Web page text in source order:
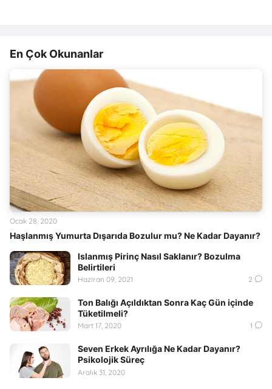
En Çok Okunanlar
Haşlanmış Yumurta Dışarıda Bozulur mu? Ne Kadar Dayanır?
Ocak 28, 2020
Islanmış Pirinç Nasıl Saklanır? Bozulma
Belirtileri
Haziran 09, 2021 2
Ton Balığı Açıldıktan Sonra Kaç Gün içinde
Tüketilmeli?
Mart 17, 2020 1
Seven Erkek Ayrılığa Ne Kadar Dayanır?
Psikolojik Süreç
Aralık 31, 2020